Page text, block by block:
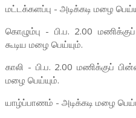
மட்டக்களப்பு - அடிக்கடி மழை
கொழும்பு - பி.ப. 2.00
கூடிய மழை பெய்யும்.
காலி - பி.ப. 2.00 மணிக்குப்
மழை பெய்யும்.
யாழ்ப்பாணம் - அடிக்கடி மழை